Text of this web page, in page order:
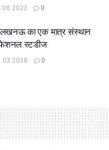
0
लखनऊ का एक मात्र संस्थान
स्टडीज
0